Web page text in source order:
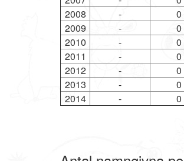
2008
-
0
2009
-
0
2010
-
0
2011
-
0
2012
-
0
2013
-
0
2014
- 0